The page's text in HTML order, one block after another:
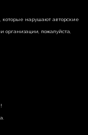
нарушают авторские
пожалуйста,